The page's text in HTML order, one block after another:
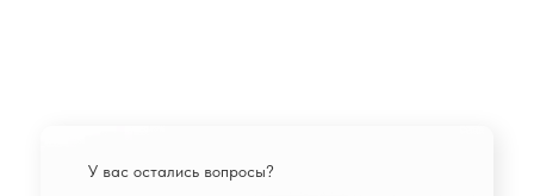
У вас остались вопросы?